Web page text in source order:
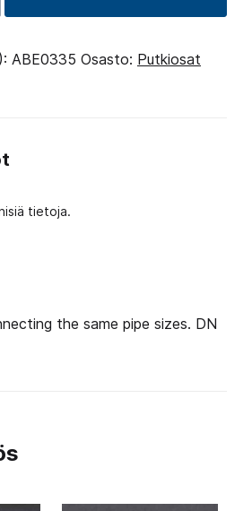
ABE0335 Osasto: Putkiosat
the same pipe sizes. DN
tietoja.